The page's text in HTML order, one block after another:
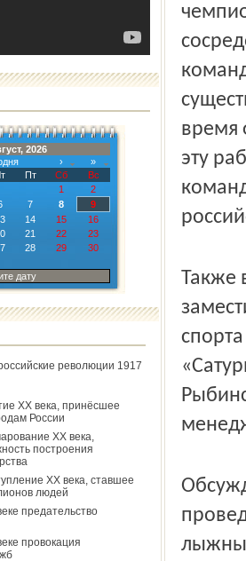
2026
›
»
Пт Сб
Вс
1
2
7 8
9
14 15
16
21 22
23
28 29
30
дату
революции 1917
ХХ века, принёсшее
России
ХХ века,
построения
ХХ века, ставшее
людей
предательство
провокация
время
эту
Также